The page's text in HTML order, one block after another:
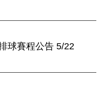
球賽程公告 5/22